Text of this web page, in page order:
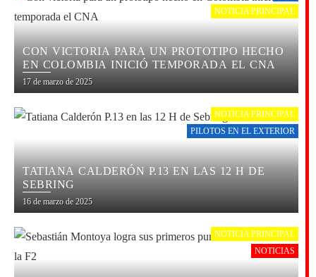
NOTICIA PRINCIPAL
CON VICTORIA PARA UN PROTOTIPO HECHO
EN COLOMBIA INICIÓ TEMPORADA EL CNA
17 de marzo de 2025
NOTICIA PRINCIPAL
PILOTOS EN EL EXTERIOR
TATIANA CALDERÓN P.13 EN LAS 12 H DE
SEBRING
16 de marzo de 2025
NOTICIA PRINCIPAL
NOTICIAS